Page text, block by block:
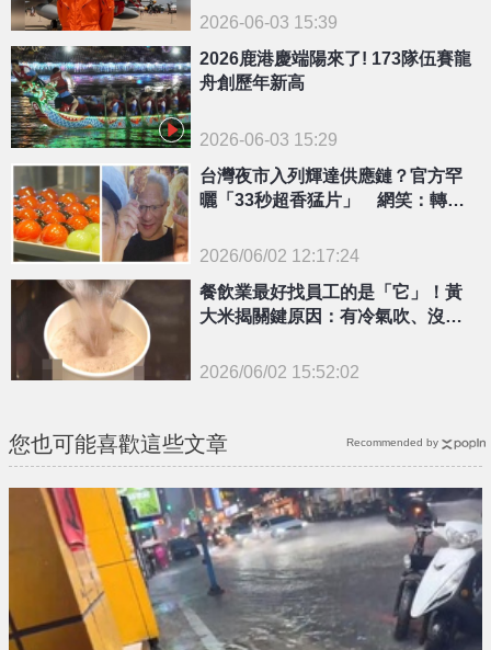
2026-06-03 15:39
2026鹿港慶端陽來了! 173隊伍賽龍
舟創歷年新高
2026-06-03 15:29
{PLAYICON}
台灣夜市入列輝達供應鏈？官方罕
曬「33秒超香猛片」 網笑：轉型
2026/06/02 12:17:24
餐飲業最好找員工的是「它」！黃
大米揭關鍵原因：有冷氣吹、沒油
2026/06/02 15:52:02
您也可能喜歡這些文章 Recommended by